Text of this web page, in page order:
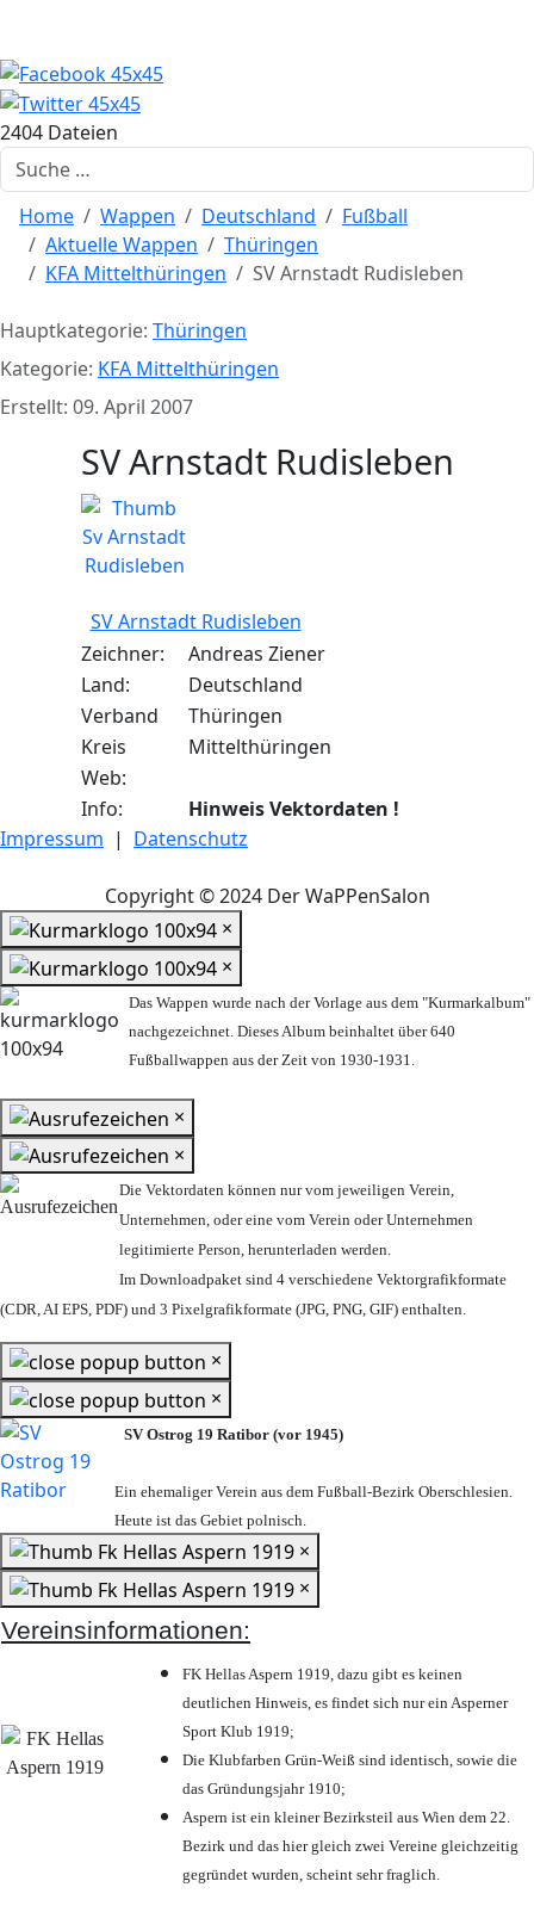
2404 Dateien
Suchen
Home Wappen Deutschland
Fußball
Aktuelle Wappen
Thüringen
KFA Mittelthüringen
SV Arnstadt Rudisleben
Hauptkategorie: Thüringen
Kategorie: KFA Mittelthüringen
Erstellt: 09. April 2007
SV Arnstadt Rudisleben
SV Arnstadt Rudisleben
Zeichner:
Andreas Ziener
Land:
Deutschland
Verband
Thüringen
Kreis
Mittelthüringen
Web:
Info:
Hinweis Vektordaten !
Impressum | Datenschutz
Copyright © 2024 Der WaPPenSalon
×
×
Das Wappen wurde nach der Vorlage aus dem "Kurmarkalbum"
nachgezeichnet. Dieses Album beinhaltet über 640
Fußballwappen aus der Zeit von 1930-1931.
×
×
Die Vektordaten können nur vom jeweiligen Verein,
Unternehmen, oder eine vom Verein oder Unternehmen
legitimierte Person, herunterladen werden.
Im Downloadpaket sind 4 verschiedene Vektorgrafikformate
(CDR, AI EPS, PDF) und 3 Pixelgrafikformate (JPG, PNG, GIF) enthalten.
×
×
SV Ostrog 19 Ratibor (vor 1945)
Ein ehemaliger Verein aus dem Fußball-Bezirk Oberschlesien.
Heute ist das Gebiet polnisch.
×
×
Vereinsinformationen:
FK Hellas Aspern 1919, dazu gibt es keinen
deutlichen Hinweis, es findet sich nur ein Asperner
Sport Klub 1919;
Die Klubfarben Grün-Weiß sind identisch, sowie die
das Gründungsjahr 1910;
Aspern ist ein kleiner Bezirksteil aus Wien dem 22.
Bezirk und das hier gleich zwei Vereine gleichzeitig
gegründet wurden, scheint sehr fraglich.